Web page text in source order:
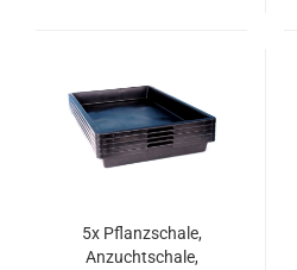
5x Pflanzschale,
Anzuchtschale,